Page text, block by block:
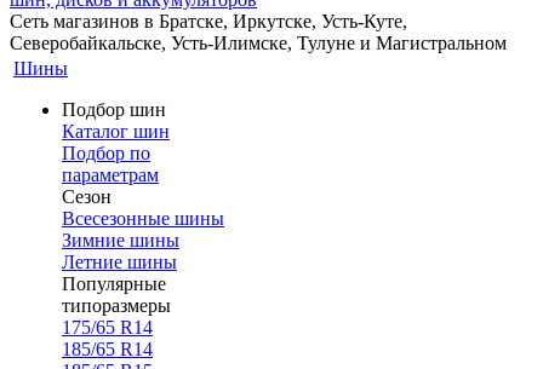
Сеть магазинов в Братске, Иркутске, Усть-Куте,
Северобайкальске, Усть-Илимске, Тулуне и Магистральном
Шины
Подбор шин
Каталог шин
Подбор по
параметрам
Сезон
Всесезонные шины
Зимние шины
Летние шины
Популярные
типоразмеры
175/65 R14
185/65 R14